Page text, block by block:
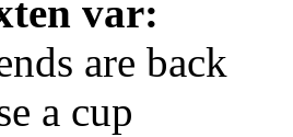
var:
are back
a cup